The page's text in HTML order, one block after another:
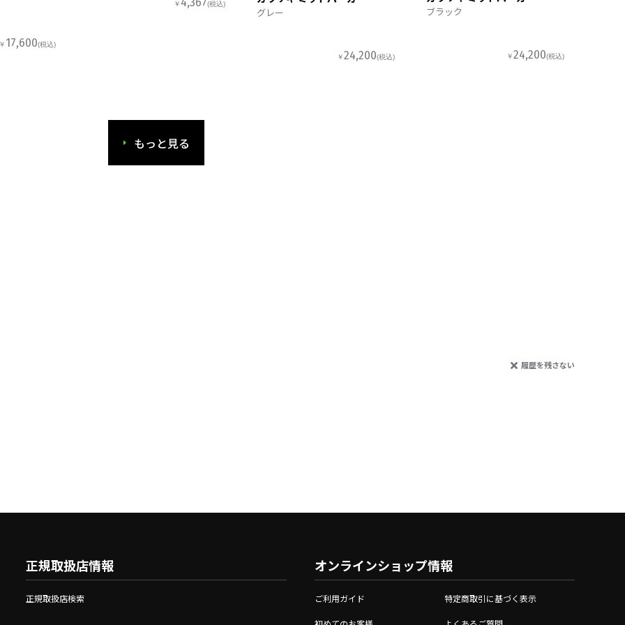
￥ 17,600(税込)
￥ (税込)
グレー
￥24,200(税込)
ブラック
￥24,200(税込)
もっと見る
履歴を残さない
正規取扱店情報
正規取扱店検索
オンラインショップ情報
ご利用ガイド 特定商取引に基づく表示